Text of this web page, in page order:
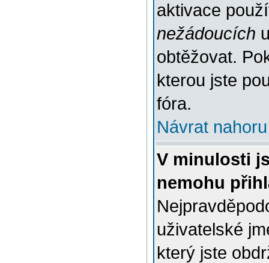
aktivace
nežádoucích
obtěžovat.
kterou jste
fóra.
Návrat nahoru
V minulosti
nemohu
uživatelské
který jste